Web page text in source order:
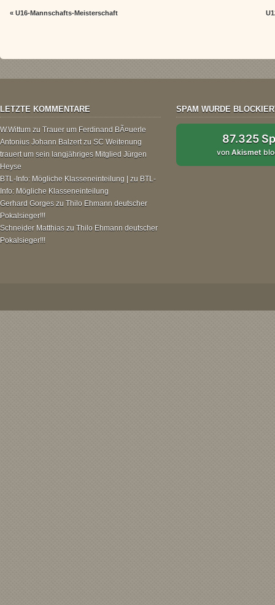
«U16-Mannschafts-Meisterschaft
LETZTE KOMMENTARE
W.Wittum zu Trauer um Ferdinand BÃ¤uerle
Antonius Johann Balzertzu SC Weitenung
trauert um sein langjähriges Mitglied Jürgen
Heyse
BTL-Info: Mögliche Klasseneinteilung | zu BTL-
Info: Mögliche Klasseneinteilung
Gerhard Gorges zu Thilo Ehmann deutscher
Pokalsieger!!!
Schneider Matthias zu Thilo Ehmann deutscher
Pokalsieger!!!
SPAM WURDE
87.325
vonAkismet